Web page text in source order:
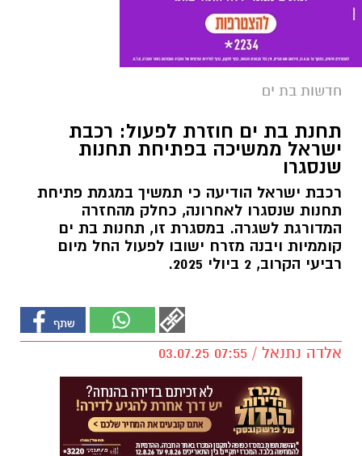
חדשות בת ים
תחנת בת ים חוזרת לפעול: רכבת
ישראל ממשיכה בפתיחת תחנות
שנסגרו
רכבת ישראל הודיעה כי תמשיך במגמת פתיחת
תחנות שנסגרו לאחרונה, כחלק מהחזרה
המדורגת לשגרה. במסגרת זו, תחנות בת ים
קוממיות ויבנה מזרח ישובו לפעול החל מיום
רביעי הקרוב, 2 ביולי 2025.
אלדה נתנאל / 07:55 03.07.25